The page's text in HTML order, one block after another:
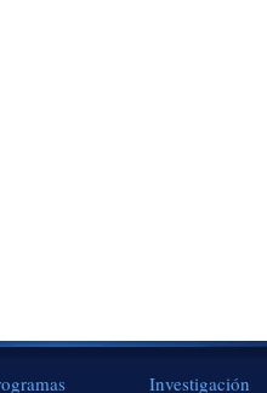
Investigación